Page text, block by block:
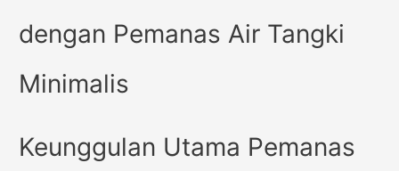
dengan Pemanas Air Tangki
Minimalis
Keunggulan Utama Pemanas